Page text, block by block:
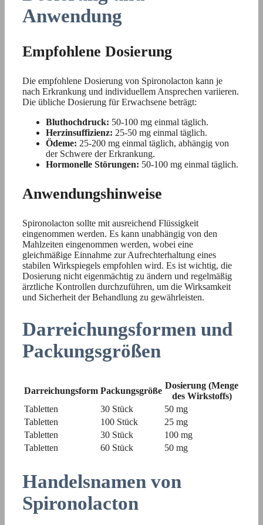
Anwendung
Empfohlene Dosierung
Die empfohlene Dosierung von Spironolacton kann je
nach Erkrankung und individuellem Ansprechen variieren.
Die übliche Dosierung für Erwachsene beträgt:
Bluthochdruck: 50-100 mg einmal täglich.
Herzinsuffizienz: 25-50 mg einmal täglich.
Ödeme: 25-200 mg einmal täglich, abhängig von
der Schwere der Erkrankung.
Hormonelle Störungen: 50-100 mg einmal täglich.
Anwendungshinweise
Spironolacton sollte mit ausreichend Flüssigkeit
eingenommen werden. Es kann unabhängig von den
Mahlzeiten eingenommen werden, wobei eine
gleichmäßige Einnahme zur Aufrechterhaltung eines
stabilen Wirkspiegels empfohlen wird. Es ist wichtig, die
Dosierung nicht eigenmächtig zu ändern und regelmäßig
ärztliche Kontrollen durchzuführen, um die Wirksamkeit
und Sicherheit der Behandlung zu gewährleisten.
Darreichungsformen und
Packungsgrößen
Darreichungsform Packungsgröße
Dosierung (Menge
des Wirkstoffs)
Tabletten
30 Stück
50 mg
Tabletten
100 Stück
25 mg
Tabletten
30 Stück
100 mg
Tabletten
60 Stück 50 mg
Handelsnamen von
Spironolacton